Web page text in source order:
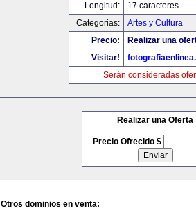
Longitud:
17 caracteres
Categorias:
Artes y Cultura
Precio:
Realizar una
Visitar!
Serán consideradas
Realizar una Oferta
Precio Ofrecido $
Otros dominios en venta: